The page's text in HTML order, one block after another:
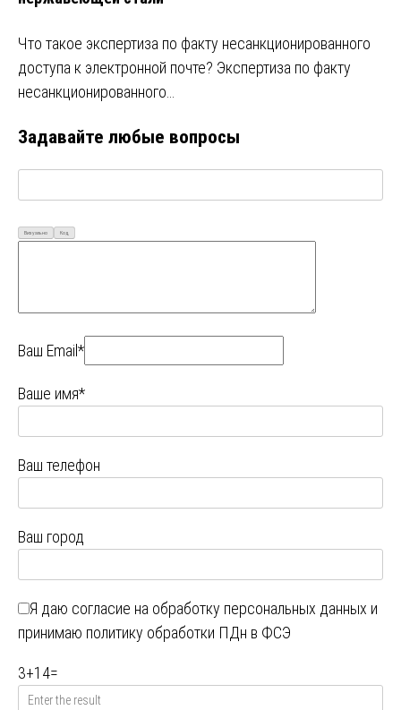
Что такое экспертиза по факту несанкционированного
доступа к электронной почте? Экспертиза по факту
несанкционированного…
Задавайте любые вопросы
Визуально Код
Ваш Email*
Ваше имя*
Ваш телефон
Ваш город
Я даю согласие на обработку персональных данных и
принимаю политику обработки ПДн в ФСЭ
3+14=